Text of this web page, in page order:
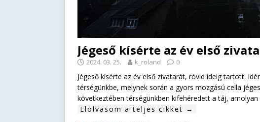
Jégeső kísérte az év első
2024. 03. 25. k_roland 0
Jégeső kísérte az év első zivatarát, rövid ideig tartott.
térségünkbe, melynek során a gyors mozgású cella
következtében térségünkben kifehéredett a táj,
Elolvasom a teljes cikket →